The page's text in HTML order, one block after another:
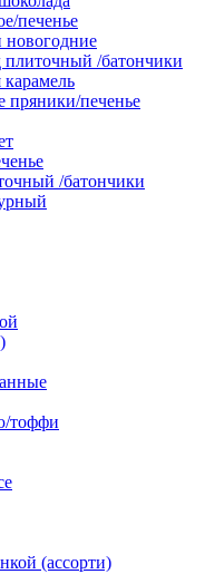
печенье
/батончики
карамель
пряники/печенье
/батончики
тоффи
(ассорти)